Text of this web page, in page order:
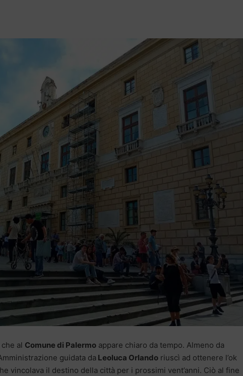
al Comune di Palermo appare chiaro da tempo. Almeno da
guidata da Leoluca Orlando riuscì ad ottenere l’ok
vincolava il destino della città per i prossimi vent’anni. Ciò al fine